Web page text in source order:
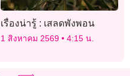
เรื่องน่ารู้ : เสลดพังพอน
1 สิงหาคม 2569 4:15 น.